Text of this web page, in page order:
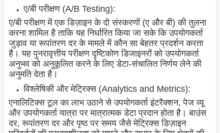
ए/बी परीक्षण (A/B Testing):
ए/बी परीक्षण में एक डिज़ाइन के दो संस्करणों (ए और बी) की तुलना
करना शामिल है ताकि यह निर्धारित किया जा सके कि उपयोगकर्ता
जुड़ाव या रूपांतरण दर के मामले में कौन सा बेहतर प्रदर्शन करता
है। यह पुनरावृत्तीय परीक्षण दृष्टिकोण डिजाइनरों को उपयोगकर्ता
अनुभव को अनुकूलित करने के लिए डेटा-संचालित निर्णय लेने की
अनुमति देता है।
विश्लेषिकी और मेट्रिक्स (Analytics and Metrics):
एनालिटिक्स टूल का लाभ उठाने से उपयोगकर्ता इंटरैक्शन, पेज व्यू
और उपयोगकर्ता यात्रा पर मात्रात्मक डेटा प्रदान होता है। बाउंस
दर, रूपांतरण दर और पृष्ठ पर समय जैसे मेट्रिक्स डिज़ाइन